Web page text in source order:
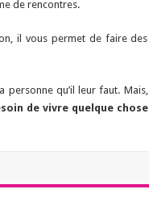
de rencontres.
il vous permet de faire des
personne qu’il leur faut. Mais,
de vivre quelque chose